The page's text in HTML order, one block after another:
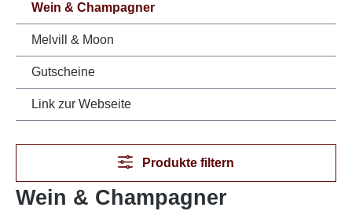
Wein & Champagner
Melvill & Moon
Gutscheine
Link zur Webseite
Produkte filtern
Wein & Champagner